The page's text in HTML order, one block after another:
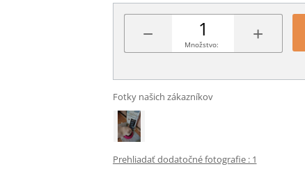
− +
Množstvo:
Fotky našich zákazníkov
Prehliadať dodatočné fotografie : 1